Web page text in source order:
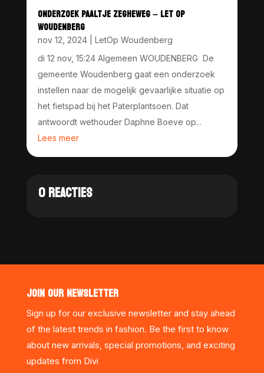
ONDERZOEK PAALTJE ZEGHEWEG – LET OP
WOUDENBERG
nov 12, 2024| LetOp Woudenberg
di 12 nov, 15:24 Algemeen WOUDENBERG De
gemeente Woudenberg gaat een onderzoek
instellen naar de mogelijk gevaarlijke situatie op
het fietspad bij het Paterplantsoen. Dat
antwoordt wethouder Daphne Boeve op...
Lees meer
0 REACTIES
JOIN OUR NEWSLETTER
Sign up for our exclusive newsletter and stay ahead
of the latest trends in fashion. Be the first to know
about new arrivals, special promotions, and exciting
updates from Divi